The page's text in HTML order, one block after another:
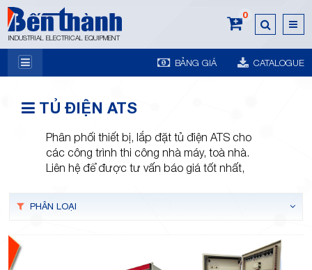
INDUSTRIAL ELECTRICAL EQUIPMENT
0
BẢNG GIÁ CATALOGUE
7A
Trương
TỦ ĐIỆN ATS
Phân phối thiết bị, lắp đặt tủ điện ATS cho
các công trình thi công nhà máy, toà nhà.
Liên hệ để được tư vấn báo giá tốt nhất,
PHÂN LOẠI